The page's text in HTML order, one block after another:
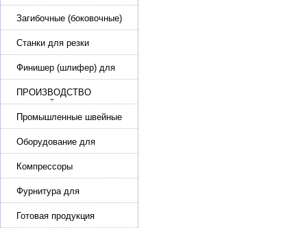
машины для слоения и
фрезерования кожи
Загибочные (боковочные)
машины для стельки,
кошельков, сумок
Станки для резки
кожи.Станки для резки
стропы
Финишер (шлифер) для
обуви
ПРОИЗВОДСТВО
РЕМНЕЙ, СУМОК,
КОЖГАЛАНТЕРЕИ
Промышленные швейные
машины для кожи, обуви
Оборудование для
производства и резки
эластичной ленты и стропы
Компрессоры
Фурнитура для
производства ремней
Готовая продукция